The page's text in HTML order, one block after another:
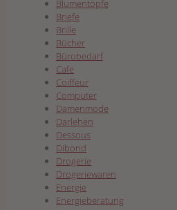
Blumentöpfe
Briefe
Brille
Bücher
Bürobedarf
Cafe
Coiffeur
Computer
Damenmode
Darlehen
Dessous
Dibond
Drogerie
Drogeriewaren
Energie
Energieberatung